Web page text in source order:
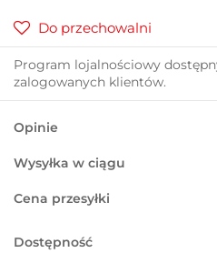
Do przechowalni
Program lojalnościowy
zalogowanych klientów.
Opinie
Wysyłka w ciągu
Cena przesyłki
Dostępność